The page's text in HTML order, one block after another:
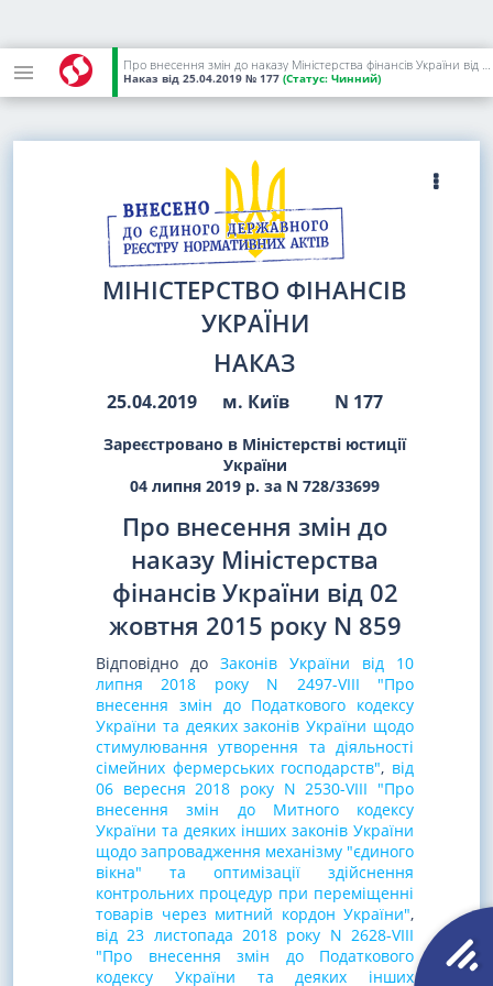
Про внесення змін до наказу Міністерства фінансів України від 02 жовтня 2015 року N 859
Наказ від 25.04.2019 № 177 (Статус: Чинний)
МІНІСТЕРСТВО ФІНАНСІВ
УКРАЇНИ
НАКАЗ
25.04.2019 м. Київ N 177
Зареєстровано в Міністерстві юстиції
України
04 липня 2019 р. за N 728/33699
Про внесення змін до
наказу Міністерства
фінансів України від 02
жовтня 2015 року N 859
Відповідно до Законів України від 10
липня 2018 року N 2497-VIII "Про
внесення змін до Податкового кодексу
України та деяких законів України щодо
стимулювання утворення та діяльності
сімейних фермерських господарств", від
06 вересня 2018 року N 2530-VIII "Про
внесення змін до Митного кодексу
України та деяких інших законів України
щодо запровадження механізму "єдиного
вікна" та оптимізації здійснення
контрольних процедур при переміщенні
товарів через митний кордон України",
від 23 листопада 2018 року N 2628-VIII
"Про внесення змін до Податкового
кодексу України та деяких інших